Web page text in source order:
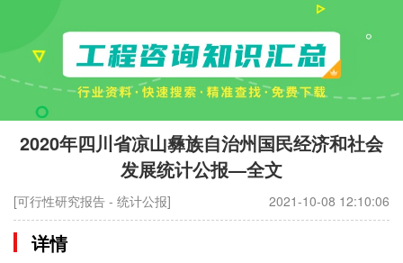
2020年四川省凉山彝族自治州国民经济和社会
发展统计公报—全文
[可行性研究报告 - 统计公报] 2021-10-08 12:10:06
详情